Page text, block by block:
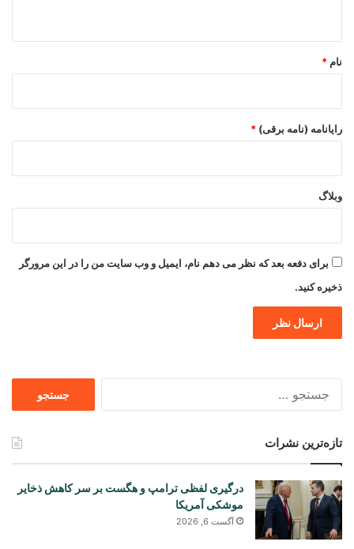
نام *
رایانامه (نامه برقی) *
وبلاگ
برای دفعه بعد که نظر می دهم نام، ایمیل و وب سایت من را در این مرورگر
ذخیره کنید.
تازه‌ترین نشرات
درگیری لفظی ترامپ و هگست بر سر کاهش ذخایر
موشکی آمریکا
آگست 6, 2026